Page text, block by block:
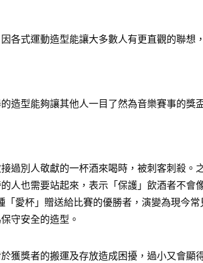
各式運動造型能讓大多數人有更直觀的聯想
造型能夠讓其他人一目了然為音樂賽事的獎
過別人敬獻的一杯酒來喝時，被刺客刺殺。
人也需要站起來，表示「保護」飲酒者不會
愛杯」贈送給比賽的優勝者，演變為現今
守安全的造型。
獲獎者的搬運及存放造成困擾，過小又會顯